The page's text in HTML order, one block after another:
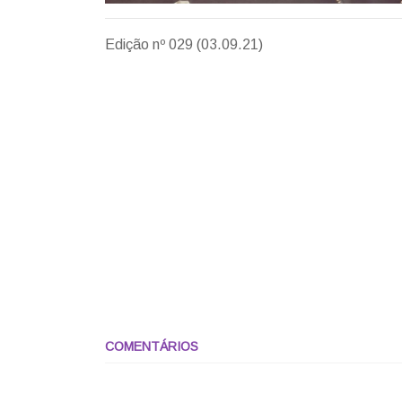
Edição nº 029 (03.09.21)
COMENTÁRIOS